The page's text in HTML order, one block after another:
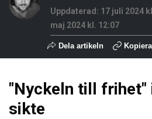
Uppdaterad: 17 juli 2024
maj 2024 kl. 12:07
Dela artikeln
"Nyckeln till frihet"
sikte